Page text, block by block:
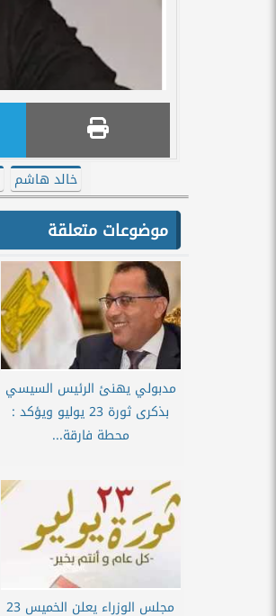
خالد هاشم
موضوعات متعلقة
مدبولي يهنئ الرئيس السيسي
بذكرى ثورة 23 يوليو ويؤكد :
محطة فارقة...
مجلس الوزراء يعلن الخميس 23